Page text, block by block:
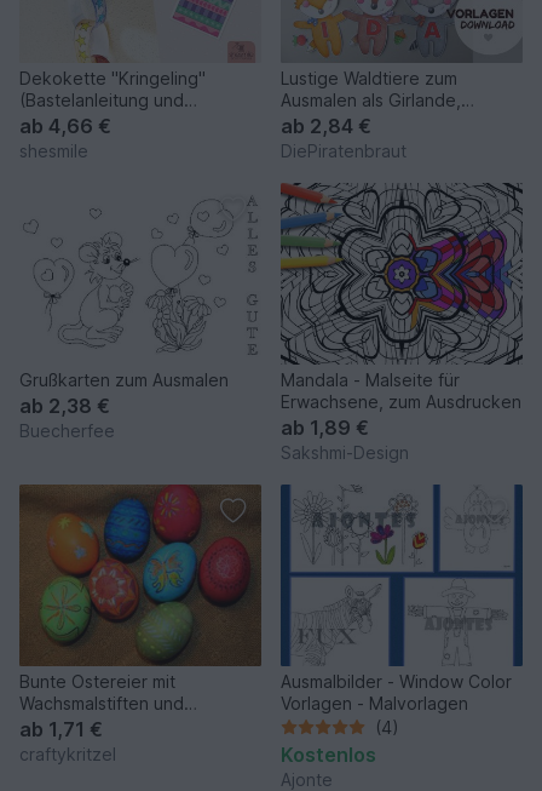
Dekokette "Kringeling"
(Bastelanleitung und
Druckvorlage)
ab 4,66 €
shesmile
Lustige Waldtiere zum
Ausmalen als Girlande,
Tischdeko & Co.
ab 2,84 €
DiePiratenbraut
Grußkarten zum Ausmalen
ab 2,38 €
Buecherfee
Mandala - Malseite für
Erwachsene, zum Ausdrucken
ab 1,89 €
Sakshmi-Design
Bunte Ostereier mit
Wachsmalstiften und
Eierfarbe
ab 1,71 €
craftykritzel
Ausmalbilder - Window Color
Vorlagen - Malvorlagen
(4)
Kostenlos
Ajonte